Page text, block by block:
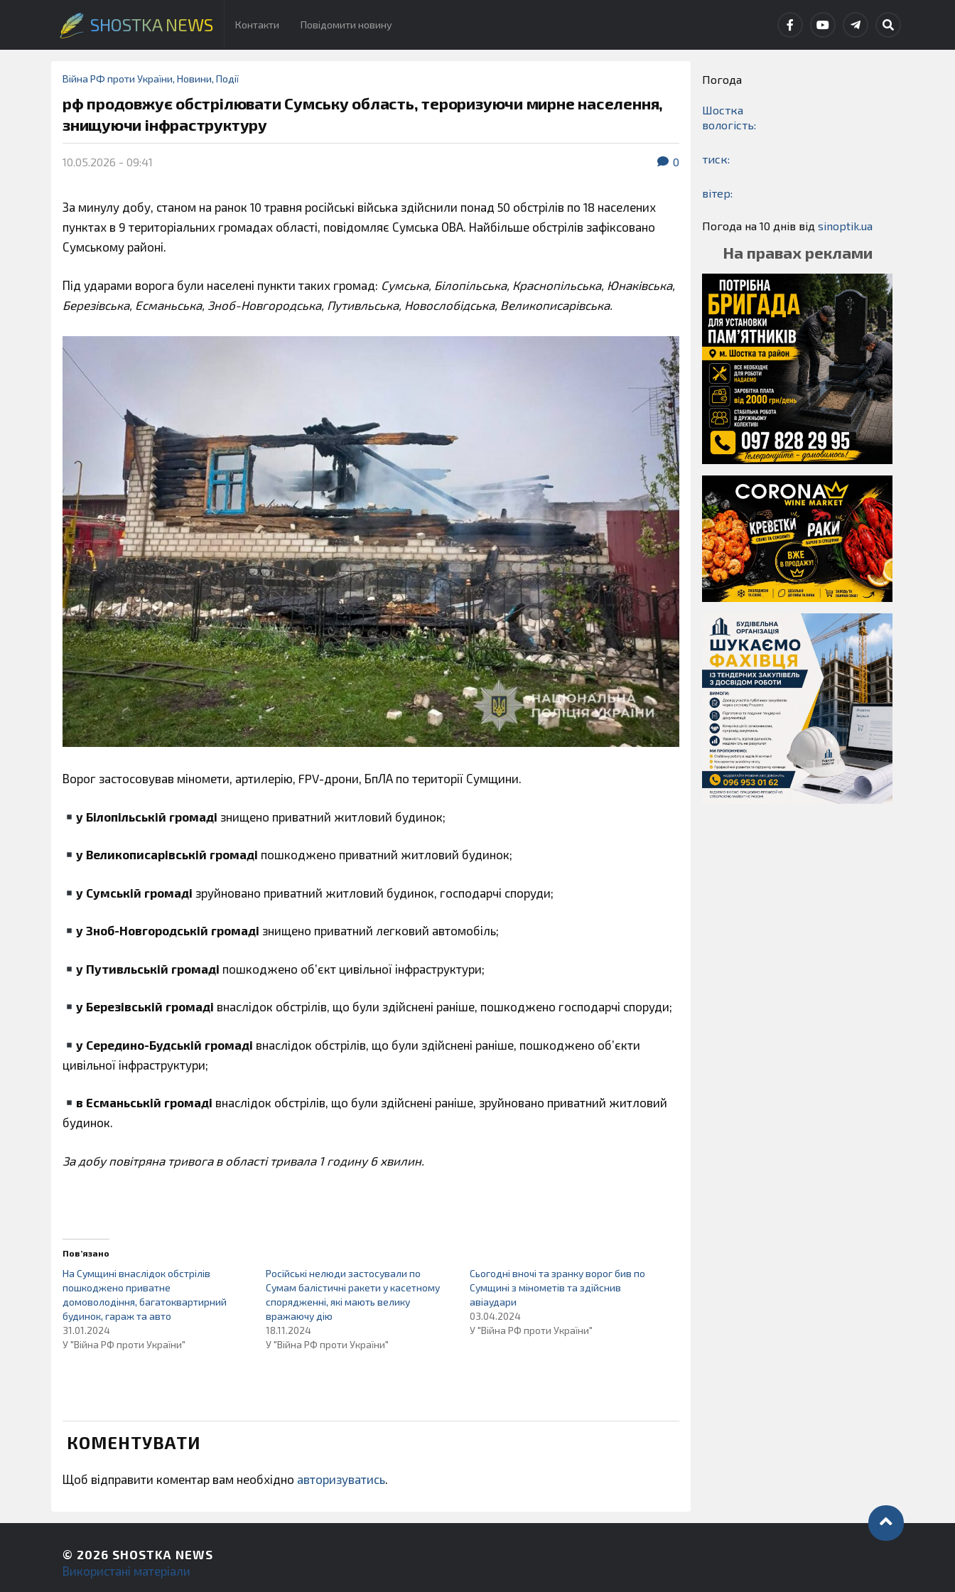
SHOSTKA NEWS Контакти Повідомити новину
Війна РФ проти України, Новини, Події
рф продовжує обстрілювати Сумську область, тероризуючи мирне населення,
знищуючи інфраструктуру
10.05.2026 - 09:41 0
За минулу добу, станом на ранок 10 травня російські війська здійснили понад 50 обстрілів по 18 населених
пунктах в 9 територіальних громадах області, повідомляє Сумська ОВА. Найбільше обстрілів зафіксовано
Сумському районі.
Під ударами ворога були населені пункти таких громад: Сумська, Білопільська, Краснопільська, Юнаківська,
Березівська, Есманьська, Зноб-Новгородська, Путивльська, Новослобідська, Великописарівська.
Ворог застосовував міномети, артилерію, FPV-дрони, БпЛА по території Сумщини.
у Білопільській громаді знищено приватний житловий будинок;
у Великописарівській громаді пошкоджено приватний житловий будинок;
у Сумській громаді зруйновано приватний житловий будинок, господарчі споруди;
у Зноб-Новгородській громаді знищено приватний легковий автомобіль;
у Путивльській громаді пошкоджено об’єкт цивільної інфраструктури;
у Березівській громаді внаслідок обстрілів, що були здійснені раніше, пошкоджено господарчі споруди;
у Середино-Будській громаді внаслідок обстрілів, що були здійснені раніше, пошкоджено об’єкти
цивільної інфраструктури;
в Есманьській громаді внаслідок обстрілів, що були здійснені раніше, зруйновано приватний житловий
будинок.
За добу повітряна тривога в області тривала 1 годину 6 хвилин.
Пов’язано
На Сумщині внаслідок обстрілів
пошкоджено приватне
домоволодіння, багатоквартирний
будинок, гараж та авто
31.01.2024
У "Війна РФ проти України"
Російські нелюди застосували по
Сумам балістичні ракети у касетному
спорядженні, які мають велику
вражаючу дію
18.11.2024
У "Війна РФ проти України"
Сьогодні вночі та зранку ворог бив по
Сумщині з мінометів та здійснив
авіаудари
03.04.2024
У "Війна РФ проти України"
КОМЕНТУВАТИ
Щоб відправити коментар вам необхідно авторизуватись
Погода
Шостка
вологість:
тиск:
вітер:
Погода на 10 днів від sinoptik.ua
На правах реклами
© 2026 SHOSTKA NEWS
Використані матеріали